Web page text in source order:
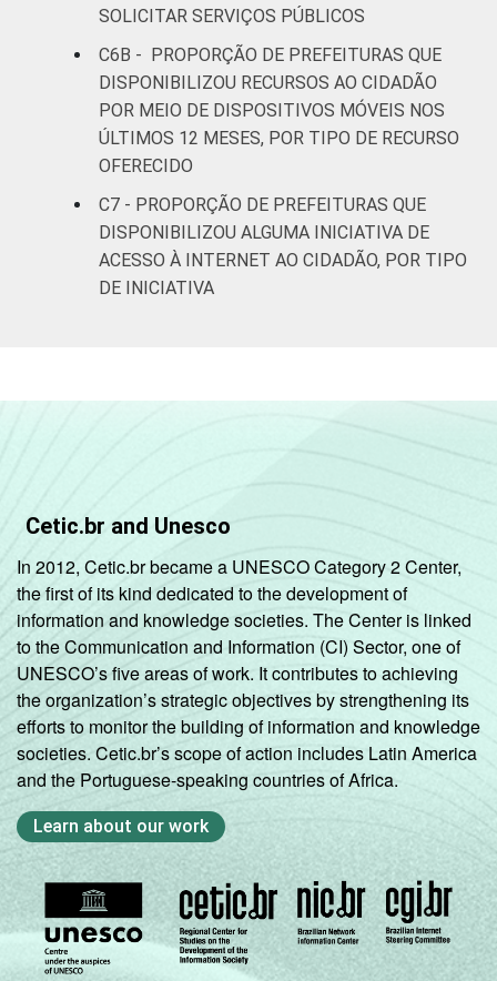
SOLICITAR SERVIÇOS PÚBLICOS
C6B - PROPORÇÃO DE PREFEITURAS QUE
DISPONIBILIZOU RECURSOS AO CIDADÃO
POR MEIO DE DISPOSITIVOS MÓVEIS NOS
ÚLTIMOS 12 MESES, POR TIPO DE RECURSO
OFERECIDO
C7 - PROPORÇÃO DE PREFEITURAS QUE
DISPONIBILIZOU ALGUMA INICIATIVA DE
ACESSO À INTERNET AO CIDADÃO, POR TIPO
DE INICIATIVA
Cetic.br and Unesco
In 2012, Cetic.br became a UNESCO Category 2 Center,
the first of its kind dedicated to the development of
information and knowledge societies. The Center is linked
to the Communication and Information (CI) Sector, one of
UNESCO’s five areas of work. It contributes to achieving
the organization’s strategic objectives by strengthening its
efforts to monitor the building of information and knowledge
societies. Cetic.br’s scope of action includes Latin America
and the Portuguese-speaking countries of Africa.
Learn about our work